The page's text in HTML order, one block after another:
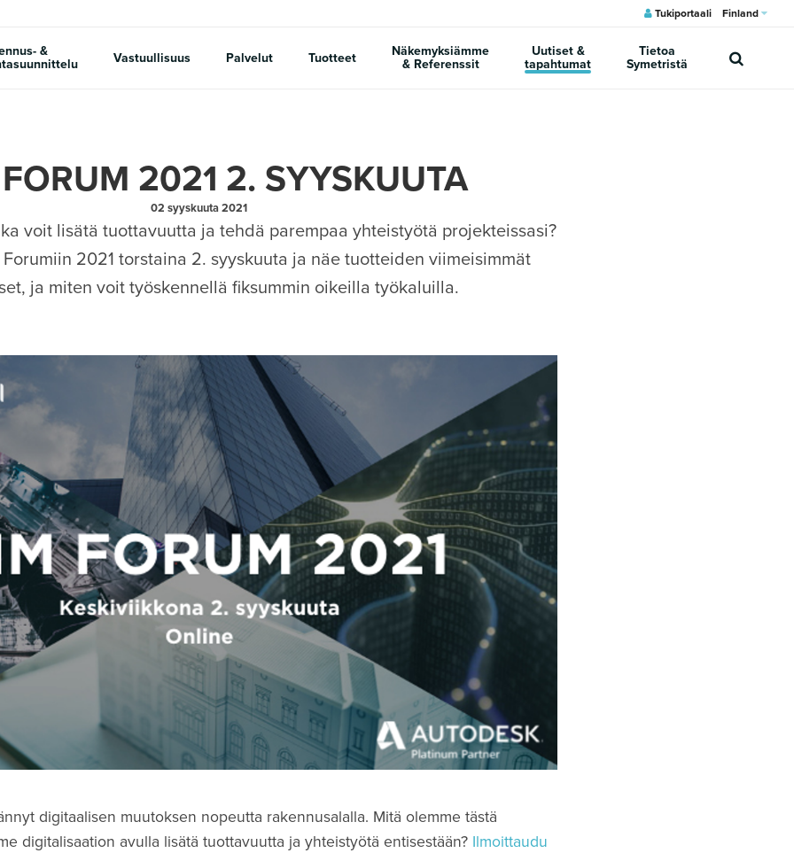
Tukiportaali Finland
&
Vastuullisuus Palvelut Tuotteet
Näkemyksiämme
& Referenssit
Uutiset &
tapahtumat
Tietoa
Symetristä
2021 2. SYYSKUUTA
02 syyskuuta 2021
voit lisätä tuottavuutta ja tehdä parempaa yhteistyötä projekteissasi?
Forumiin 2021 torstaina 2. syyskuuta ja näe tuotteiden viimeisimmät
ja miten voit työskennellä fiksummin oikeilla työkaluilla.
digitaalisen muutoksen nopeutta rakennusalalla. Mitä olemme tästä
digitalisaation avulla lisätä tuottavuutta ja yhteistyötä entisestään? Ilmoittaudu